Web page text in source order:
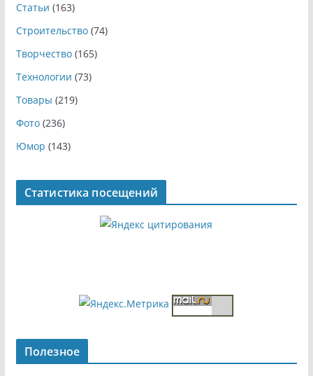
Статьи (163)
Строительство(74)
Творчество(165)
Технологии (73)
Товары (219)
Фото(236)
Юмор (143)
Статистика посещений
Полезное